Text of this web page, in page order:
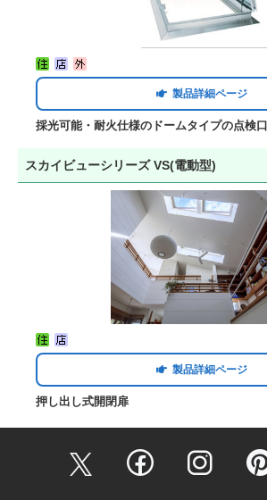
製品詳細ページ
採光可能・耐火仕様のドームタイプの点検口
スカイビューシリーズ VS(電動型)
製品詳細ページ
押し出し式開閉扉